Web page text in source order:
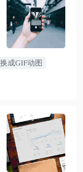
成GIF动图